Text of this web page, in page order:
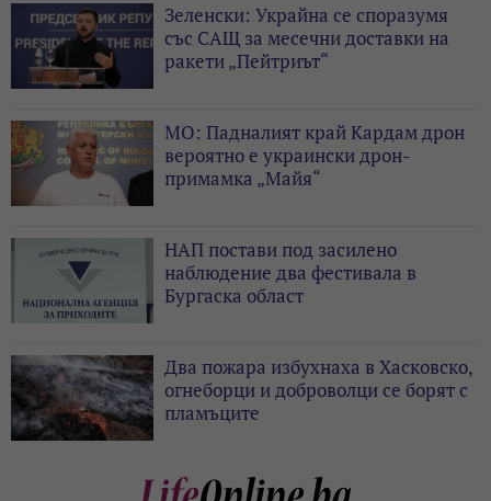
Зеленски: Украйна се споразумя
със САЩ за месечни доставки на
ракети „Пейтриът“
МО: Падналият край Кардам дрон
вероятно е украински дрон-
примамка „Майя“
НАП постави под засилено
наблюдение два фестивала в
Бургаска област
Два пожара избухнаха в Хасковско,
огнеборци и доброволци се борят с
пламъците